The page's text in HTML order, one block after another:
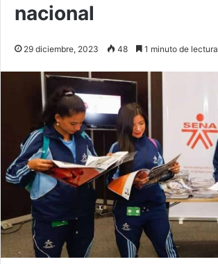
nacional
29 diciembre, 2023 48 1 minuto de lectura